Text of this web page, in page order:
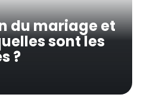
du mariage et
sont les
?